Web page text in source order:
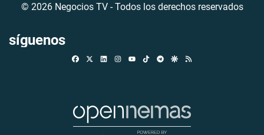
© 2026 Negocios TV - Todos los derechos reservados
síguenos
FacebookLinkedinInstagramTikTokTelegramGoogle Discover